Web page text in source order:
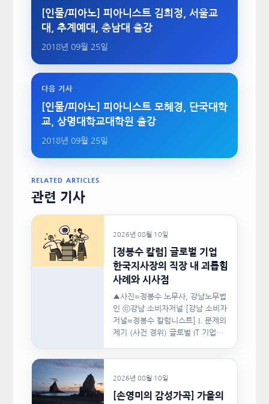
[인물/피아노] 피아니스트 김희정, 서울교
대, 추계예대, 충남대 출강
2018년 09월 25일
다음 기사
[인물/피아노] 피아니스트 모혜경, 단국대학
교, 상명대학교대학원 출강
2018년 09월 25일
RELATED ARTICLES
관련 기사
2026년 08월 10일
[정봉수 칼럼] 글로벌 기업
한국지사장의 직장 내 괴롭힘
사례와 시사점
▲사진=정봉수 노무사, 강남노무법
인 ⓒ강남 소비자저널 [강남 소비자
저널=정봉수 칼럼니스트] I. 문제의
제기 (사건 경위) 글로벌 IT 기업의
2026년 08월 10일
[손영미의 감성가곡] 가을의